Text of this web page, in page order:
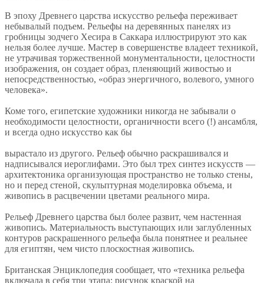
В эпоху Древнего царства искусство рельефа переживает
небывалый подъем. Рельефы на деревянных панелях из
гробницы зодчего Хесира в Саккара иллюстрируют это как
нельзя более лучше. Мастер в совершенстве владеет техникой,
не утрачивая торжественной монументальности, целостности
изображения, он создает образ, пленяющий живостью и
непосредственностью, «образ энергичного, волевого, умного
человека».
Коме того, египетские художники никогда не забывали о
необходимости целостности, органичности всего (!) ансамбля,
и всегда одно искусство как бы
вырастало из другого. Рельеф обычно раскрашивался и
надписывался иероглифами. Это был трех синтез искусств —
архитектоника организующая пространство не только стены,
но и перед стеной, скульптурная моделировка объема, и
живопись в расцвечении цветами реального мира.
Рельеф Древнего царства был более развит, чем настенная
живопись. Материальность выступающих или заглубленных
контуров раскрашенного рельефа была понятнее и реальнее
для египтян, чем чисто плоскостная живопись.
Британская Энциклопедия сообщает, что «техника рельефа
включала в себя три этапа: рисунок краской на